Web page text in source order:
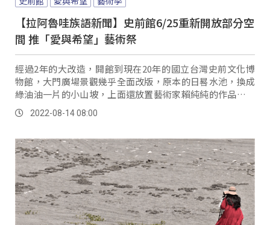
【拉阿魯哇族語新聞】史前館6/25重新開放部分空
間 推「愛與希望」藝術祭
經過2年的大改造，開館到現在20年的國立台灣史前文化博
物館，大門廣場景觀幾乎全面改版，原本的日晷水池，換成
綠油油一片的小山坡，上面還放置藝術家賴純純的作品〈跳
舞的鹿〉，無障礙空間設計的坡道，讓民眾輕鬆就能進入館
內。2022-08-14 08:00